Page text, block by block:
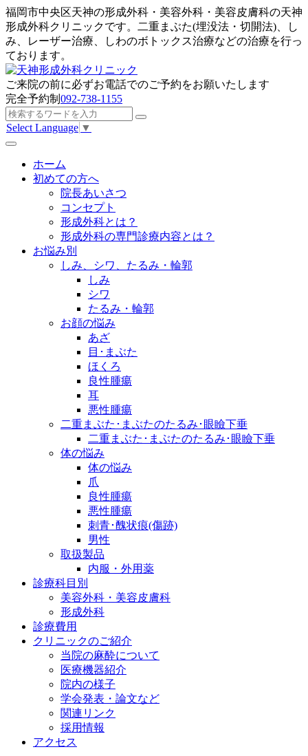
福岡市中央区天神の形成外科・美容外科・美容皮膚科の天神
形成外科クリニックです。二重まぶた(埋没法・切開法)、し
み、レーザー治療、しわのボトックス治療などの治療を行っ
ております。
ご来院の前に必ずお電話でのご予約をお願いたします
完全予約制 092-738-1155
Select Language ▼
ホーム
初めての方へ
院長あいさつ
コンセプト
形成外科とは？
形成外科の専門診療内容とは？
お悩み別
しみ、シワ、たるみ・輪郭
しみ
シワ
たるみ・輪郭
お顔の悩み
あざ
目･まぶた
ほくろ
良性腫瘍
耳
悪性腫瘍
二重まぶた･まぶたのたるみ･眼瞼下垂
二重まぶた･まぶたのたるみ･眼瞼下垂
体の悩み
体の悩み
爪
良性腫瘍
悪性腫瘍
刺青･醜状痕(傷跡)
男性
取扱製品
内服・外用薬
診療科目別
美容外科・美容皮膚科
形成外科
診療費用
クリニックのご紹介
当院の麻酔について
医療機器紹介
院内の様子
学会発表・論文など
関連リンク
採用情報
アクセス